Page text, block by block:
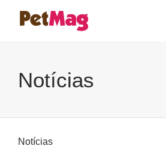
Notícias
Notícias